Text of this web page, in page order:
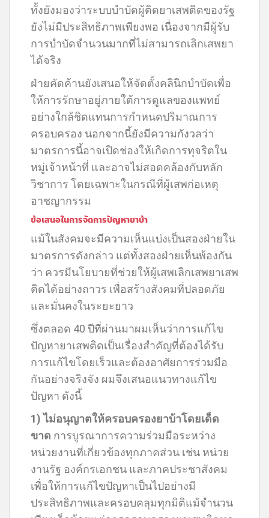
ทั้งยังมองว่าระบบบำบัดผู้ติดยาเสพติดของรัฐ
ยังไม่มีประสิทธิภาพเพียงพอ เนื่องจากมีผู้รับ
การบำบัดจำนวนมากที่ไม่สามารถเลิกเสพยา
ได้จริง
ฝ่ายคัดค้านยังเสนอให้จัดตั้งคลินิกบำบัดเพื่อ
ให้การรักษาอยู่ภายใต้การดูแลของแพทย์
อย่างใกล้ชิดแทนการกำหนดปริมาณการ
ครอบครอง นอกจากนี้ยังมีความกังวลว่า
มาตรการนี้อาจเปิดช่องให้เกิดการทุจริตใน
หมู่เจ้าหน้าที่ และอาจไม่สอดคล้องกับหลัก
วิชาการ โดยเฉพาะในกรณีที่ผู้เสพก่อเหตุ
อาชญากรรม
ข้อเสนอในการจัดการปัญหายาบ้า
แม้ในสังคมจะมีความเห็นแบ่งเป็นสองฝ่ายใน
มาตรการดังกล่าว แต่ทั้งสองฝ่ายเห็นพ้องกัน
ว่า ควรมีนโยบายที่ช่วยให้ผู้เสพเลิกเสพยาเสพ
ติดได้อย่างถาวร เพื่อสร้างสังคมที่ปลอดภัย
และมั่นคงในระยะยาว
ซึ่งตลอด 40 ปีที่ผ่านมาผมเห็นว่าการแก้ไข
ปัญหายาเสพติดเป็นเรื่องสำคัญที่ต้องได้รับ
การแก้ไขโดยเร็วและต้องอาศัยการร่วมมือ
กันอย่างจริงจัง ผมจึงเสนอแนวทางแก้ไข
ปัญหา ดังนี้
1) ไม่อนุญาตให้ครอบครองยาบ้าโดยเด็ด
ขาด การบูรณาการความร่วมมือระหว่าง
หน่วยงานที่เกี่ยวข้องทุกภาคส่วน เช่น หน่วย
งานรัฐ องค์กรเอกชน และภาคประชาสังคม
เพื่อให้การแก้ไขปัญหาเป็นไปอย่างมี
ประสิทธิภาพและครอบคลุมทุกมิติแม้จำนวน